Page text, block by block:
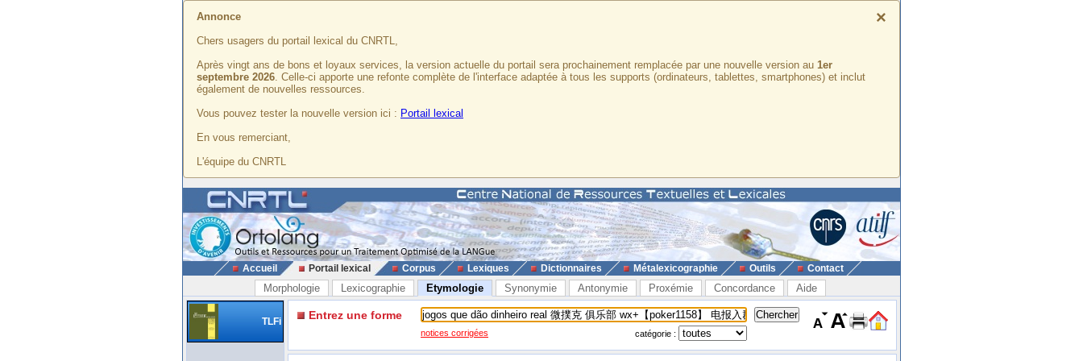
×
Annonce
Chers usagers du portail lexical du CNRTL,
Après vingt ans de bons et loyaux services, la version actuelle du portail sera prochainement remplacée par une nouvelle version au 1er
septembre 2026. Celle-ci apporte une refonte complète de l'interface adaptée à tous les supports (ordinateurs, tablettes, smartphones) et inclut
également de nouvelles ressources.
Vous pouvez tester la nouvelle version ici : Portail lexical
En vous remerciant,
L'équipe du CNRTL
Accueil Portail lexical Corpus Lexiques Dictionnaires Métalexicographie Outils Contact
Morphologie Lexicographie Etymologie Synonymie Antonymie Proxémie Concordance Aide
TLFi Entrez une forme
notices corrigées catégorie :